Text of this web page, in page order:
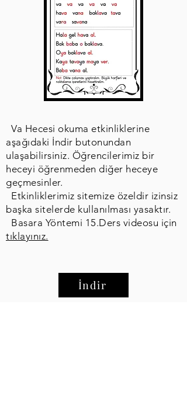
Va Hecesi okuma etkinliklerine
aşağıdaki İndir butonundan
ulaşabilirsiniz. Öğrencilerimiz bir
heceyi öğrenmeden diğer heceye
geçmesinler.
Etkinliklerimiz sitemize özeldir izinsiz
başka sitelerde kullanılması yasaktır.
Basara Yöntemi 15.Ders videosu için
tıklayınız.
İndir